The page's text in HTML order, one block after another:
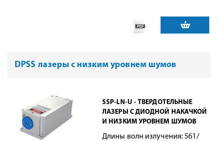
DPSS лазеры с низким уровнем шумов
SSP-LN-U - ТВЕРДОТЕЛЬНЫЕ
ЛАЗЕРЫ С ДИОДНОЙ НАКАЧКОЙ
И НИЗКИМ УРОВНЕМ ШУМОВ
Длины волн излучения: 561/